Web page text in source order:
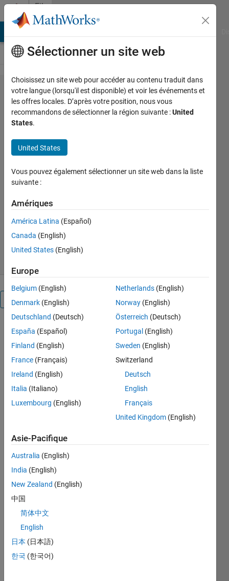
Passer au contenu
File
Exchange
Sound
Power
Calculates Sound Power and
Analyzes Source Directivity from
Sound Pressure on spherical
Edward Zechmann
Version 1.0.0.1(68,6 ko)
2,2K téléchargements
Présentation
The main
program is
main_directivity_analysis.m.
The user
sound
pressure
of the
microphones,
and sets the
processing
into the
program
calculates
the sound
Sélectionner un site web
Choisissez un site web pour accéder au contenu traduit dans
votre langue (lorsqu'il est disponible) et voir les événements et
les offres locales. D’après votre position, nous vous
recommandons de sélectionner la région suivante :United
States.
United States
Vous pouvez également sélectionner un site web dans la liste
suivante :
Amériques
América Latina (Español)
Canada (English)
United States (English)
Europe
Belgium (English)
Denmark (English)
Deutschland (Deutsch)
España (Español)
Finland (English)
France (Français)
Ireland (English)
Italia (Italiano)
Luxembourg (English)
Netherlands (English)
Norway (English)
Österreich (Deutsch)
Portugal (English)
Sweden (English)
Switzerland
Deutsch
English
Français
United Kingdom (English)
Asie-Pacifique
Australia (English)
India (English)
New Zealand (English)
中国
简体中文
English
日本 (日本語)
한국 (한국어)